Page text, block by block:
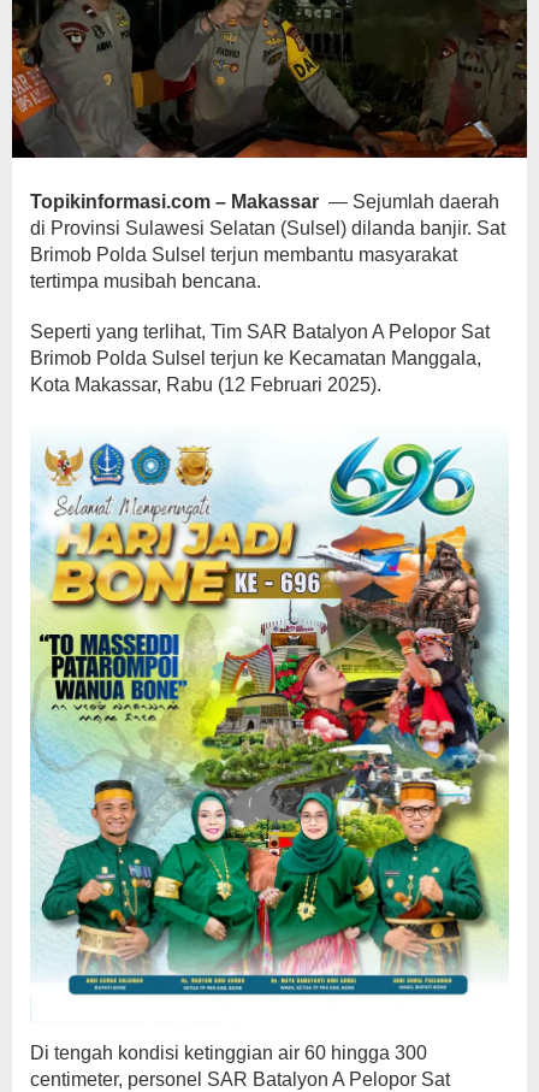
Topikinformasi.com – Makassar — Sejumlah daerah
di Provinsi Sulawesi Selatan (Sulsel) dilanda banjir. Sat
Brimob Polda Sulsel terjun membantu masyarakat
tertimpa musibah bencana.
Seperti yang terlihat, Tim SAR Batalyon A Pelopor Sat
Brimob Polda Sulsel terjun ke Kecamatan Manggala,
Kota Makassar, Rabu (12 Februari 2025).
Di tengah kondisi ketinggian air 60 hingga 300
centimeter, personel SAR Batalyon A Pelopor Sat